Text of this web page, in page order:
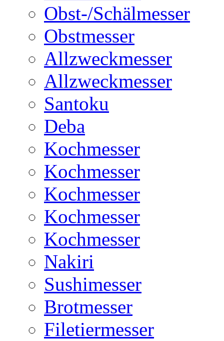
Obst-/Schälmesser
Obstmesser
Allzweckmesser
Allzweckmesser
Santoku
Deba
Kochmesser
Kochmesser
Kochmesser
Kochmesser
Kochmesser
Nakiri
Sushimesser
Brotmesser
Filetiermesser